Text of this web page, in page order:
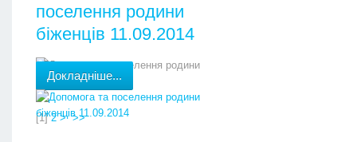
поселення родини
біженців 11.09.2014
Докладніше...
[1]2 > >>